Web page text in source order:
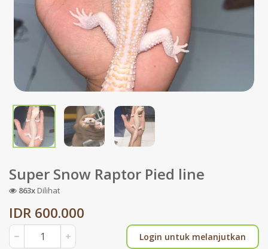
Super Snow Raptor Pied line
863x Dilihat
IDR 600.000
Login untuk melanjutkan